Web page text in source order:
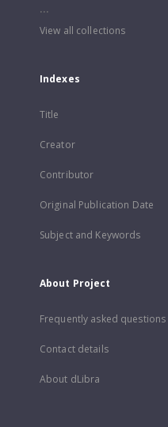
...
View all collections
Indexes
Title
Creator
Contributor
Original Publication Date
Subject and Keywords
About Project
Frequently asked questions
Contact details
About dLibra